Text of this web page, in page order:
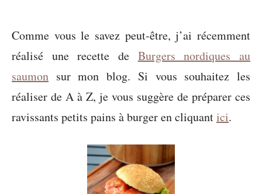
Comme vous le savez peut-être, j’ai récemment
réalisé une recette de Burgers nordiques au
saumon sur mon blog. Si vous souhaitez les
réaliser de A à Z, je vous suggère de préparer ces
ravissants petits pains à burger en cliquantici.